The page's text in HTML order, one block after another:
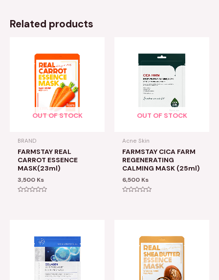
Related products
OUT OF STOCK
BRAND
FARMSTAY REAL
CARROT ESSENCE
MASK(23ml)
3,500 Ks
OUT OF STOCK
Acne Skin
FARMSTAY CICA FARM
REGENERATING
CALMING MASK (25ml)
6,500 Ks